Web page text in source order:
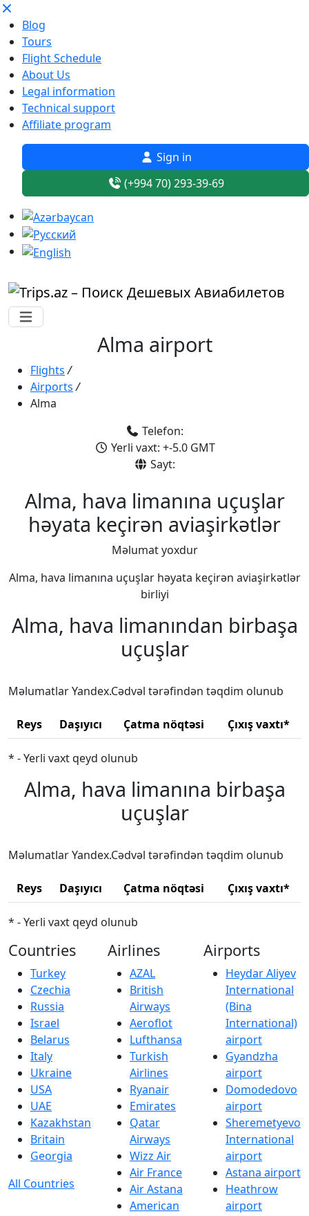
Blog
Tours
Flight Schedule
About Us
Legal information
Technical support
Affiliate program
Sign in
(+994 70) 293-39-69
Alma airport
Flights /
Airports /
Alma
Telefon:
Yerli vaxt: +-5.0 GMT
Sayt:
Alma, hava limanına uçuşlar
həyata keçirən aviaşirkətlər
Məlumat yoxdur
Alma, hava limanına uçuşlar həyata keçirən aviaşirkətlər
birliyi
Alma, hava limanından birbaşa
uçuşlar
Məlumatlar Yandex.Cədvəl tərəfindən təqdim olunub
Reys Daşıyıcı Çatma nöqtəsi Çıxış vaxtı*
* - Yerli vaxt qeyd olunub
Alma, hava limanına birbaşa
uçuşlar
Məlumatlar Yandex.Cədvəl tərəfindən təqdim olunub
Reys Daşıyıcı Çatma nöqtəsi Çıxış vaxtı*
* - Yerli vaxt qeyd olunub
Countries
Turkey
Czechia
Russia
Israel
Belarus
Italy
Ukraine
USA
UAE
Kazakhstan
Britain
Georgia
All Countries
Airlines
AZAL
British
Airways
Aeroflot
Lufthansa
Turkish
Airlines
Ryanair
Emirates
Qatar
Airways
Wizz Air
Air France
Air Astana
American
Airports
Heydar Aliyev
International
(Bina
International)
airport
Gyandzha
airport
Domodedovo
airport
Sheremetyevo
International
airport
Astana airport
Heathrow
airport